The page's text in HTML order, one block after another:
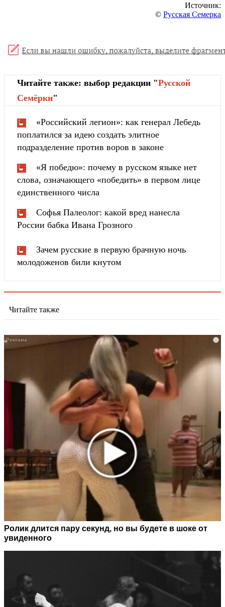
Источник:
© Русская Семерка
Читайте также: выбор редакции "Русской
Cемёрки"
«Российский легион»: как генерал Лебедь
поплатился за идею создать элитное
подразделение против воров в законе
«Я победю»: почему в русском языке нет
слова, означающего «победить» в первом лице
единственного числа
Софья Палеолог: какой вред нанесла
России бабка Ивана Грозного
Зачем русские в первую брачную ночь
молодоженов били кнутом
Читайте также
i
Ролик длится пару секунд, но вы будете в шоке от
увиденного